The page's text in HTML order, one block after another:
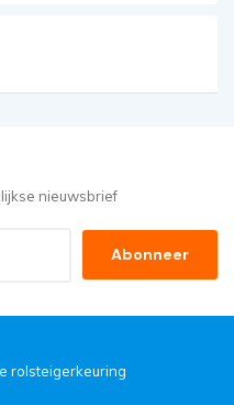
nieuwsbrief
Abonneer
rolsteigerkeuring